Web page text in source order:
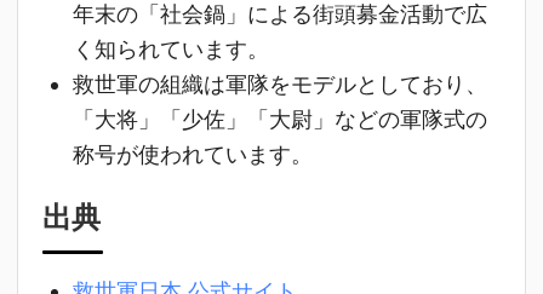
年末の「社会鍋」による街頭募金活動で広
く知られています。
救世軍の組織は軍隊をモデルとしており、
「大将」「少佐」「大尉」などの軍隊式の
称号が使われています。
出典